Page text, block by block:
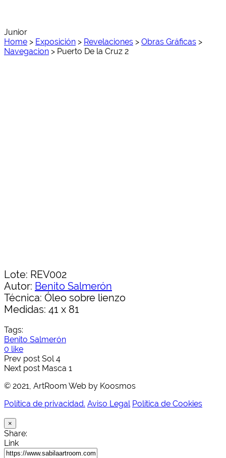
Junior
Home > Exposición > Revelaciones > Obras Gráficas >
Navegacion > Puerto De la Cruz 2
Lote: REV002
Autor: Benito Salmerón
Técnica: Óleo sobre lienzo
Medidas: 41 x 81
Tags:
Benito Salmerón
0 like
Prev post Sol 4
Next post Masca 1
© 2021, ArtRoom Web by Koosmos
Política de privacidad. Aviso Legal Política de Cookies
×
Share:
Link